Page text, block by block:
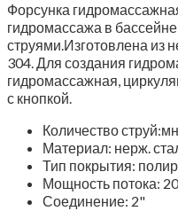
Форсунка
гидромассажа в
струями.Изготовлена из
304. Для создания
гидромассажная,
с кнопкой.
Количество
Материал: нерж.
Тип покрытия:
Мощность потока:
Соединение: 2"